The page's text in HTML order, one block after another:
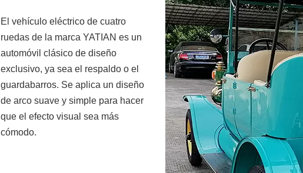
El vehículo eléctrico de cuatro
ruedas de la marca YATIAN es un
automóvil clásico de diseño
exclusivo, ya sea el respaldo o el
guardabarros. Se aplica un diseño
de arco suave y simple para hacer
que el efecto visual sea más
cómodo.